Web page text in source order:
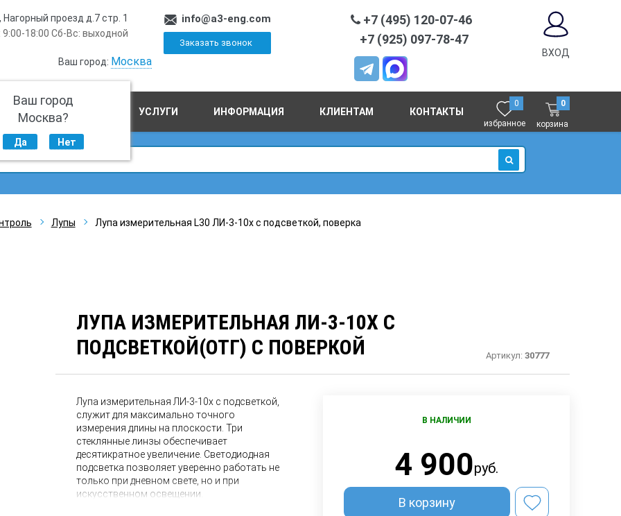
Нагорный проезд д.7 стр. 1
9:00-18:00 Сб-Вс: выходной
Ваш город: Москва
Ваш город
Москва?
Да Нет
info@a3-eng.com
Заказать звонок
+7 (495) 120-07-46
+7 (925) 097-78-47
ВХОД
ПРОИЗВОДСТВО УСЛУГИ ИНФОРМАЦИЯ КЛИЕНТАМ КОНТАКТЫ
0
избранное
0
корзина
ИСКАТЬ
Лупы Лупа измерительная L30 ЛИ-3-10х с подсветкой, поверка
ЛУПА ИЗМЕРИТЕЛЬНАЯ ЛИ-3-10Х С
ПОДСВЕТКОЙ(ОТГ) С ПОВЕРКОЙ
Артикул:30777
Лупа измерительная ЛИ-3-10х с подсветкой,
служит для максимально точного
измерения длины на плоскости. Три
стеклянные линзы обеспечивает
десятикратное увеличение. Светодиодная
подсветка позволяет уверенно работать не
только при дневном свете, но и при
искусственном освещении.
В НАЛИЧИИ
4 900руб.
В корзину